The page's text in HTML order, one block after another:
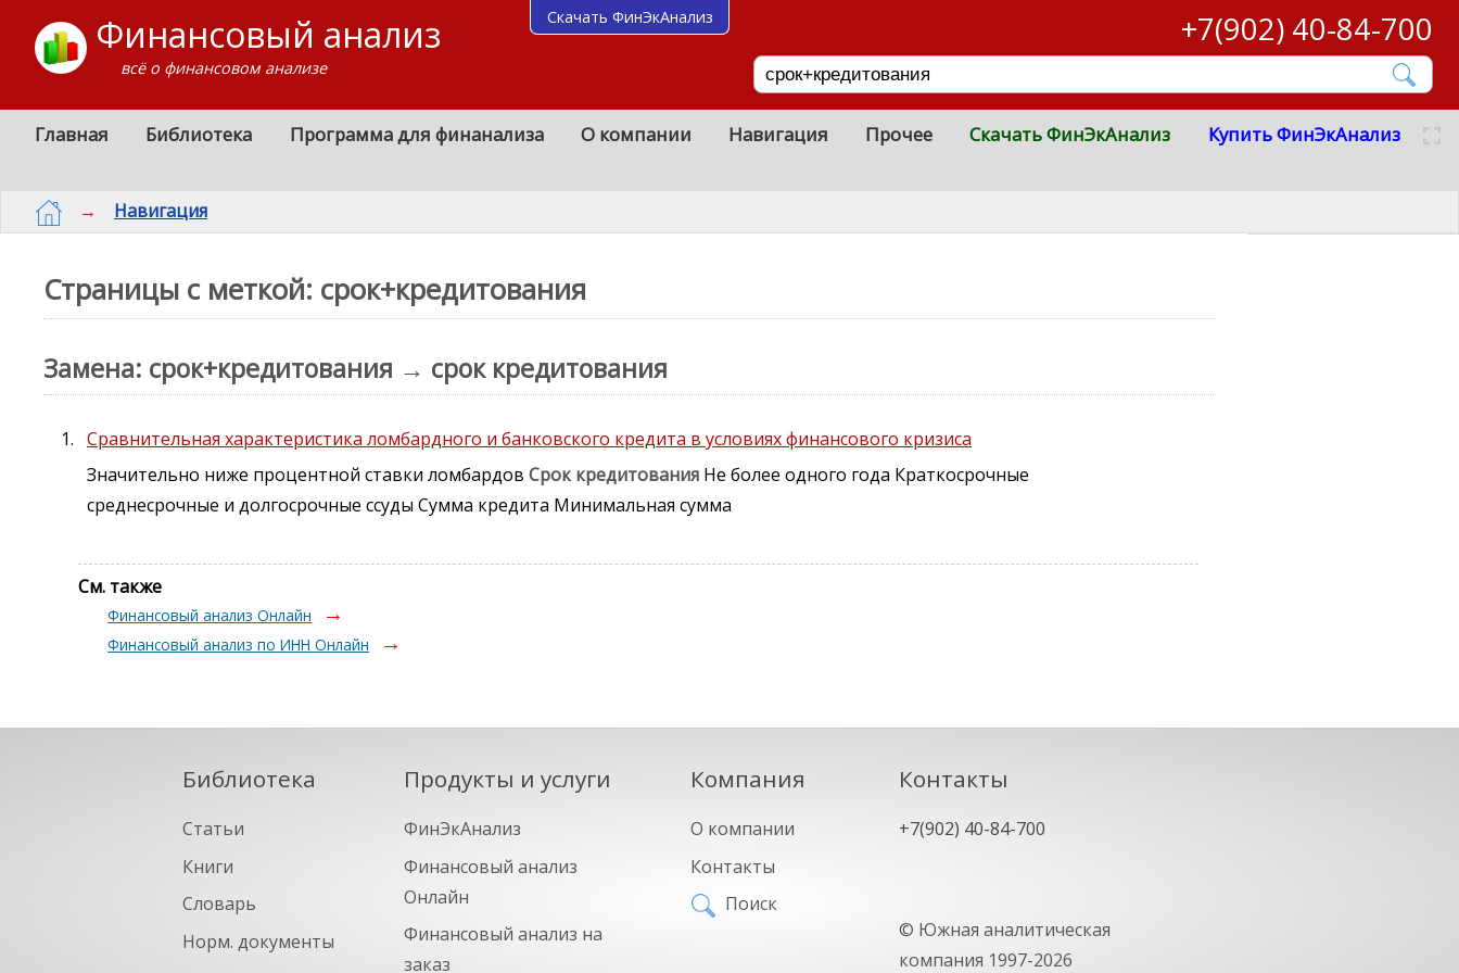
Финансовый анализ
всё о финансовом анализе
+7(902) 40-84-700
Главная Библиотека Программа для финанализа О компании Навигация Прочее Скачать ФинЭкАнализ Купить ФинЭкАнализ
→ Навигация
Страницы с меткой: срок+кредитования
Замена: срок+кредитования → срок кредитования
Сравнительная характеристика ломбардного и банковского кредита в условиях финансового кризиса
Значительно ниже процентной ставки ломбардов Срок кредитования Не более одного года Краткосрочные
среднесрочные и долгосрочные ссуды Сумма кредита Минимальная сумма
См. также
Финансовый анализ Онлайн
Финансовый анализ по ИНН Онлайн
Скачать ФинЭкАнализ
Библиотека
Статьи
Книги
Словарь
Норм. документы
Продукты и услуги
ФинЭкАнализ
Финансовый анализ
Онлайн
Финансовый анализ на
заказ
Компания
О компании
Контакты
Поиск
Контакты
+7(902) 40-84-700
© Южная аналитическая
компания 1997-2026